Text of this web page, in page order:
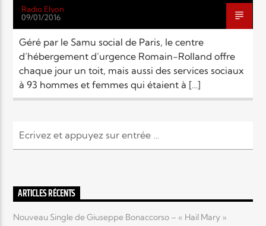
Radio Elyon
Elyon Rhema
Elyon Hits
Elyon Live
Radio Elyon
09/01/2016
Géré par le Samu social de Paris, le centre
d’hébergement d’urgence Romain-Rolland offre
chaque jour un toit, mais aussi des services sociaux
à 93 hommes et femmes qui étaient à […]
ARTICLES RÉCENTS
Nouveau Single de Giuseppe Bonaccorso – « Hail Mary »